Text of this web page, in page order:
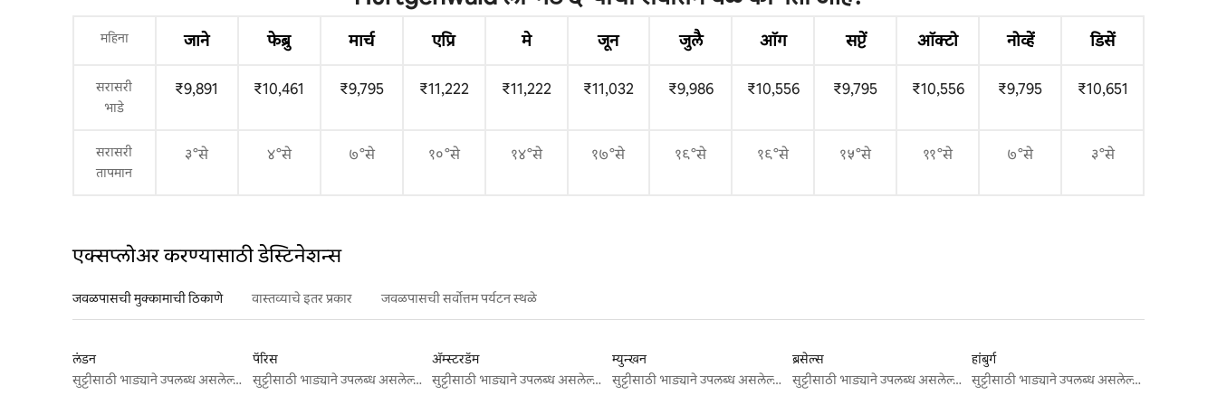
महिना जाने फेब्रु मार्च एप्रि मे जून जुलै ऑग सप्टें ऑक्टो नोव्हें डिसें
सरासरी
भाडे
₹9,891 ₹10,461 ₹9,795 ₹11,222 ₹11,222 ₹11,032 ₹9,986 ₹10,556 ₹9,795 ₹10,556 ₹9,795 ₹10,651
सरासरी
तापमान
३°से ४°से ७°से १०°से १४°से १७°से १९°से १९°से १५°से ११°से ७°से ३°से
एक्सप्लोअर करण्यासाठी डेस्टिनेशन्स
जवळपासची मुक्कामाची ठिकाणे वास्तव्याचे इतर प्रकार जवळपासची सर्वोत्तम पर्यटन स्थळे
लंडन
सुट्टीसाठी भाड्याने उपलब्ध असलेल्या जागा
पॅरिस
सुट्टीसाठी भाड्याने उपलब्ध असलेल्या जागा
ॲम्स्टरडॅम
सुट्टीसाठी भाड्याने उपलब्ध असलेल्या जागा
म्युन्खन
सुट्टीसाठी भाड्याने उपलब्ध असलेल्या जागा
ब्रसेल्स
सुट्टीसाठी भाड्याने उपलब्ध असलेल्या जागा
हांबुर्ग
सुट्टीसाठी भाड्याने उपलब्ध असलेल्या जागा